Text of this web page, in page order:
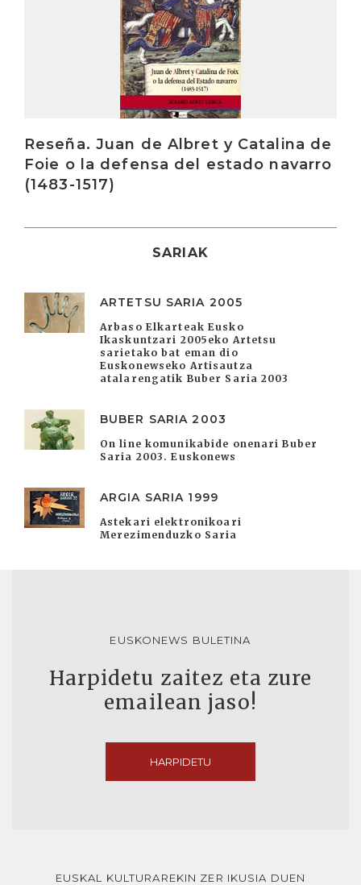
Reseña. Juan de Albret y Catalina de
Foie o la defensa del estado navarro
(1483-1517)
SARIAK
ARTETSU SARIA 2005
Arbaso Elkarteak Eusko
Ikaskuntzari 2005eko Artetsu
sarietako bat eman dio
Euskonewseko Artisautza
atalarengatik Buber Saria 2003
BUBER SARIA 2003
On line komunikabide onenari Buber
Saria 2003. Euskonews
ARGIA SARIA 1999
Astekari elektronikoari
Merezimenduzko Saria
EUSKONEWS BULETINA
Harpidetu zaitez eta zure
emailean jaso!
HARPIDETU
EUSKAL KULTURAREKIN ZER IKUSIA DUEN